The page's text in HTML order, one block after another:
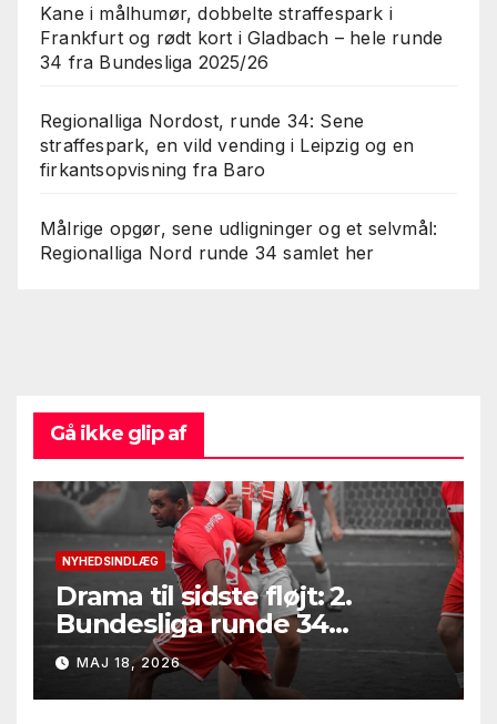
Kane i målhumør, dobbelte straffespark i
Frankfurt og rødt kort i Gladbach – hele runde
34 fra Bundesliga 2025/26
Regionalliga Nordost, runde 34: Sene
straffespark, en vild vending i Leipzig og en
firkantsopvisning fra Baro
Målrige opgør, sene udligninger og et selvmål:
Regionalliga Nord runde 34 samlet her
Gå ikke glip af
NYHEDSINDLÆG
Drama til sidste fløjt: 2.
Bundesliga runde 34
leverede seksmålsthriller,
målfest i Bielefeld og
afgørelser på marginalerne
MAJ 18, 2026